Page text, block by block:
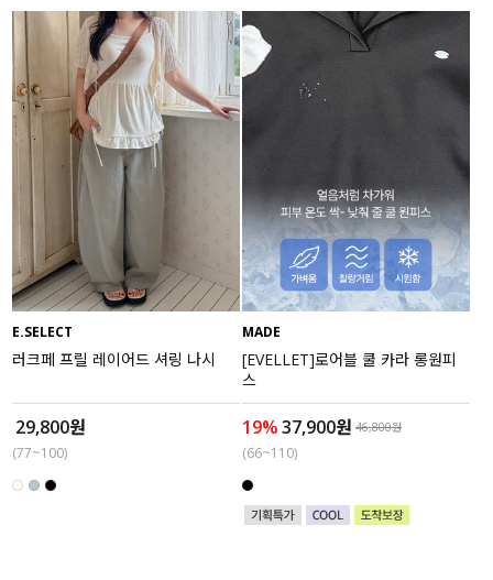
E.SELECT
러크페 프릴 레이어드 셔링 나시
29,800원
(77~100)
MADE
[EVELLET]로어블 쿨 카라 롱원피
스
19%37,900원 46,800원
(66~110)